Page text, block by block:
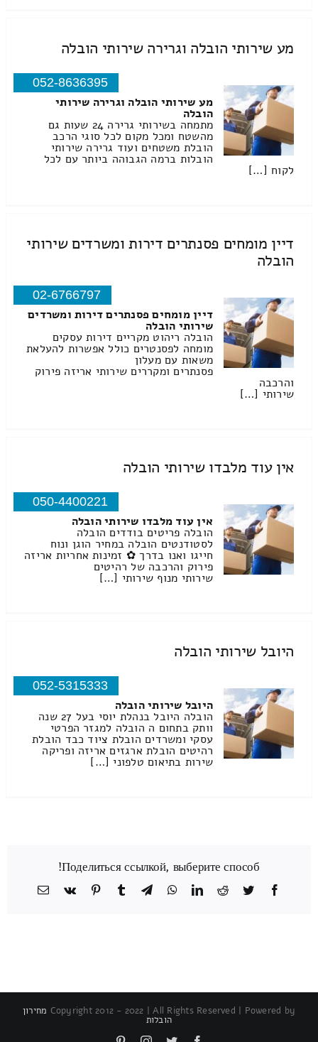
מע שירותי הובלה וגרירה שירותי הובלה
052-8636395
מע שירותי הובלה וגרירה שירותי
הובלה
מתמחה בשירותי גרירה 24 שעות גם
מהשטח ומכל מקום לכל סוגי הרכב
הובלת משטחים ועוד גרירה שירותי
הובלות ברמה הגבוהה ביותר עם לכל
לקוח […]
דיין מומחים פסנתרים דירות ומשרדים שירותי
הובלה
02-6766797
דיין מומחים פסנתרים דירות ומשרדים
שירותי הובלה
הובלה ריהוט מקריים דירות עסקים
מומחה לפסנטרים כולל אפשרות להעלאת
משאות עם מעלון
פסנתרים ומקררים שירותי אריזה פירוק
והרכבה
שירותי […]
אין עוד מלבדו שירותי הובלה
050-4400221
אין עוד מלבדו שירותי הובלה
הובלה פריטים בודדים הובלה
לסטודנטים הובלה במחיר הוגן ונוח
חייגו ואנו בדרך ✿ זמינות אחריות אריזה
פירוק והרכבה של רהיטים
שירותי מנוף שירותי […]
היובל שירותי הובלה
052-5315333
היובל שירותי הובלה
הובלה היובל בנהלת יוסי בעל 27 שנה
וותק בתחום ה הובלה למגזר הפרטי
עסקי ומשרדים הובלת ציוד כבד הובלת
רהיטים הובלת ארגזים אריזה ופריקה
שירות בתיאום טלפוני […]
Поделиться ссылкой, выберите способ!
Facebook
Twitter
Reddit
LinkedIn
WhatsApp
Telegram
Tumblr
Pinterest
Vk
כתובת
Copyright 2012 - 2022 | All Rights Reserved | Powered by מחירון
הובלות